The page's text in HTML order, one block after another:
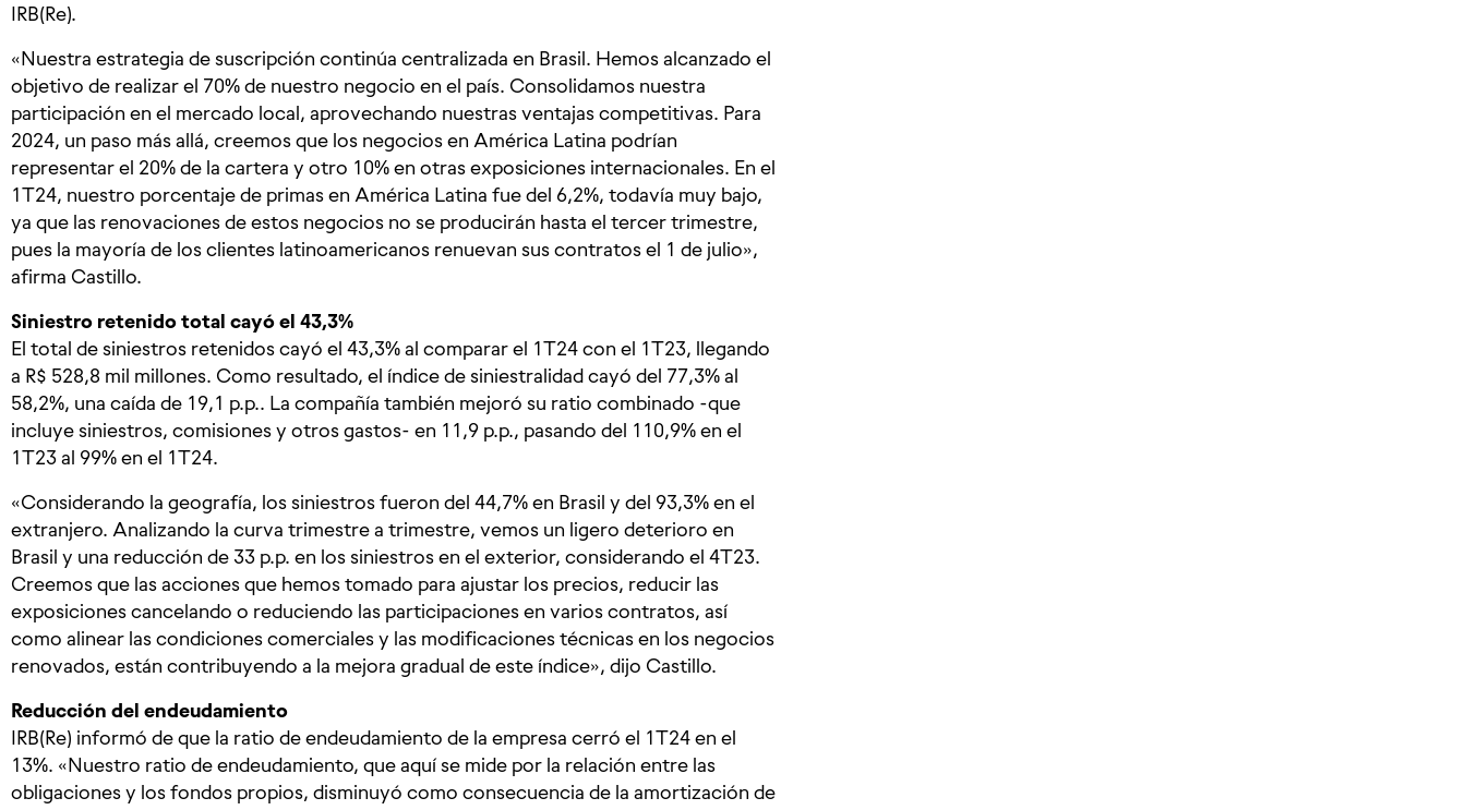
IRB(Re).
«Nuestra estrategia de suscripción continúa centralizada en Brasil. Hemos alcanzado el
objetivo de realizar el 70% de nuestro negocio en el país. Consolidamos nuestra
participación en el mercado local, aprovechando nuestras ventajas competitivas. Para
2024, un paso más allá, creemos que los negocios en América Latina podrían
representar el 20% de la cartera y otro 10% en otras exposiciones internacionales. En el
1T24, nuestro porcentaje de primas en América Latina fue del 6,2%, todavía muy bajo,
ya que las renovaciones de estos negocios no se producirán hasta el tercer trimestre,
pues la mayoría de los clientes latinoamericanos renuevan sus contratos el 1 de julio»,
afirma Castillo.
Siniestro retenido total cayó el 43,3%
El total de siniestros retenidos cayó el 43,3% al comparar el 1T24 con el 1T23, llegando
a R$ 528,8 mil millones. Como resultado, el índice de siniestralidad cayó del 77,3% al
58,2%, una caída de 19,1 p.p.. La compañía también mejoró su ratio combinado -que
incluye siniestros, comisiones y otros gastos- en 11,9 p.p., pasando del 110,9% en el
1T23 al 99% en el 1T24.
«Considerando la geografía, los siniestros fueron del 44,7% en Brasil y del 93,3% en el
extranjero. Analizando la curva trimestre a trimestre, vemos un ligero deterioro en
Brasil y una reducción de 33 p.p. en los siniestros en el exterior, considerando el 4T23.
Creemos que las acciones que hemos tomado para ajustar los precios, reducir las
exposiciones cancelando o reduciendo las participaciones en varios contratos, así
como alinear las condiciones comerciales y las modificaciones técnicas en los negocios
renovados, están contribuyendo a la mejora gradual de este índice», dijo Castillo.
Reducción del endeudamiento
IRB(Re) informó de que la ratio de endeudamiento de la empresa cerró el 1T24 en el
13%. «Nuestro ratio de endeudamiento, que aquí se mide por la relación entre las
obligaciones y los fondos propios, disminuyó como consecuencia de la amortización de